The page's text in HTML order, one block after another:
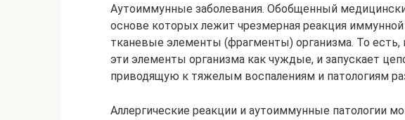
Аутоиммунные заболевания. Обобщенный
основе которых лежит чрезмерная реакция
тканевые элементы (фрагменты) организма. То есть,
эти элементы организма как чуждые, и запускает
приводящую к тяжелым воспалениям и патологиям
Аллергические реакции и аутоиммунные патологии